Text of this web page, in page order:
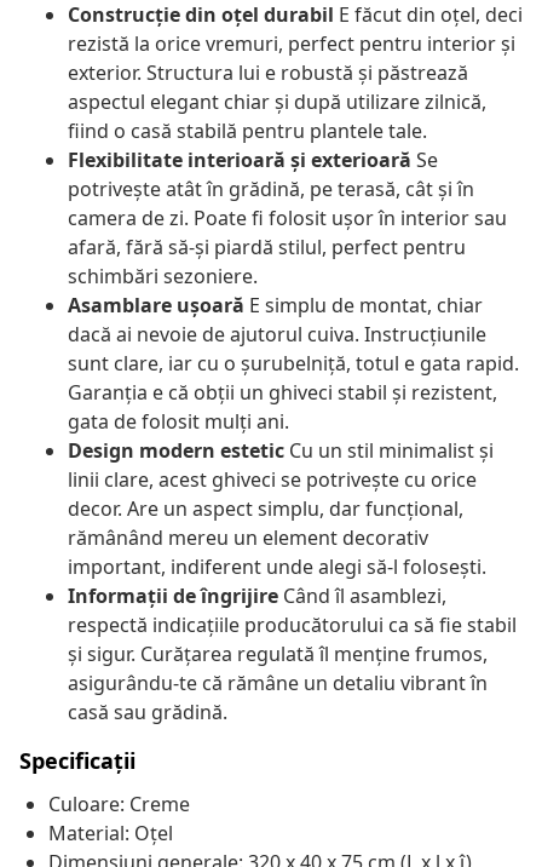
Construcție din oțel durabil E făcut din oțel, deci
rezistă la orice vremuri, perfect pentru interior și
exterior. Structura lui e robustă și păstrează
aspectul elegant chiar și după utilizare zilnică,
fiind o casă stabilă pentru plantele tale.
Flexibilitate interioară și exterioară Se
potrivește atât în grădină, pe terasă, cât și în
camera de zi. Poate fi folosit ușor în interior sau
afară, fără să-și piardă stilul, perfect pentru
schimbări sezoniere.
Asamblare ușoară E simplu de montat, chiar
dacă ai nevoie de ajutorul cuiva. Instrucțiunile
sunt clare, iar cu o șurubelniță, totul e gata rapid.
Garanția e că obții un ghiveci stabil și rezistent,
gata de folosit mulți ani.
Design modern estetic Cu un stil minimalist și
linii clare, acest ghiveci se potrivește cu orice
decor. Are un aspect simplu, dar funcțional,
rămânând mereu un element decorativ
important, indiferent unde alegi să-l folosești.
Informații de îngrijire Când îl asamblezi,
respectă indicațiile producătorului ca să fie stabil
și sigur. Curățarea regulată îl menține frumos,
asigurându-te că rămâne un detaliu vibrant în
casă sau grădină.
Specificații
Culoare: Creme
Material: Oțel